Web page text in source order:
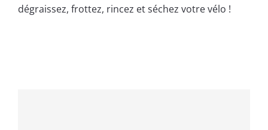
dégraissez, frottez, rincez et séchez votre vélo !